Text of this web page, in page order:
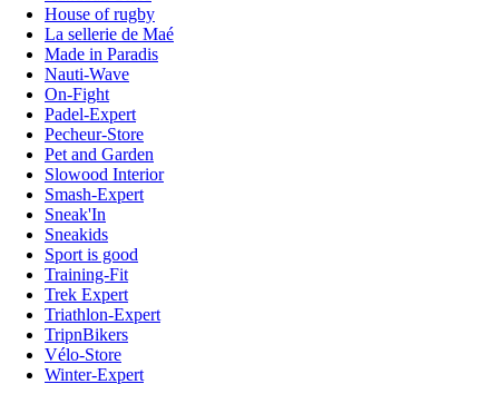
House of rugby
La sellerie de Maé
Made in Paradis
Nauti-Wave
On-Fight
Padel-Expert
Pecheur-Store
Pet and Garden
Slowood Interior
Smash-Expert
Sneak'In
Sneakids
Sport is good
Training-Fit
Trek Expert
Triathlon-Expert
TripnBikers
Vélo-Store
Winter-Expert